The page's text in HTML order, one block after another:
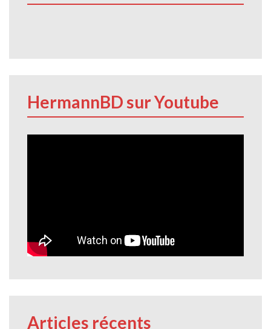
HermannBD sur Youtube
Articles récents